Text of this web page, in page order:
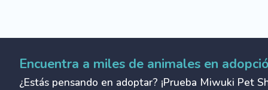
Encuentra a miles de animales en
¿Estás pensando en adoptar? ¡Prueba Miwuki Pet